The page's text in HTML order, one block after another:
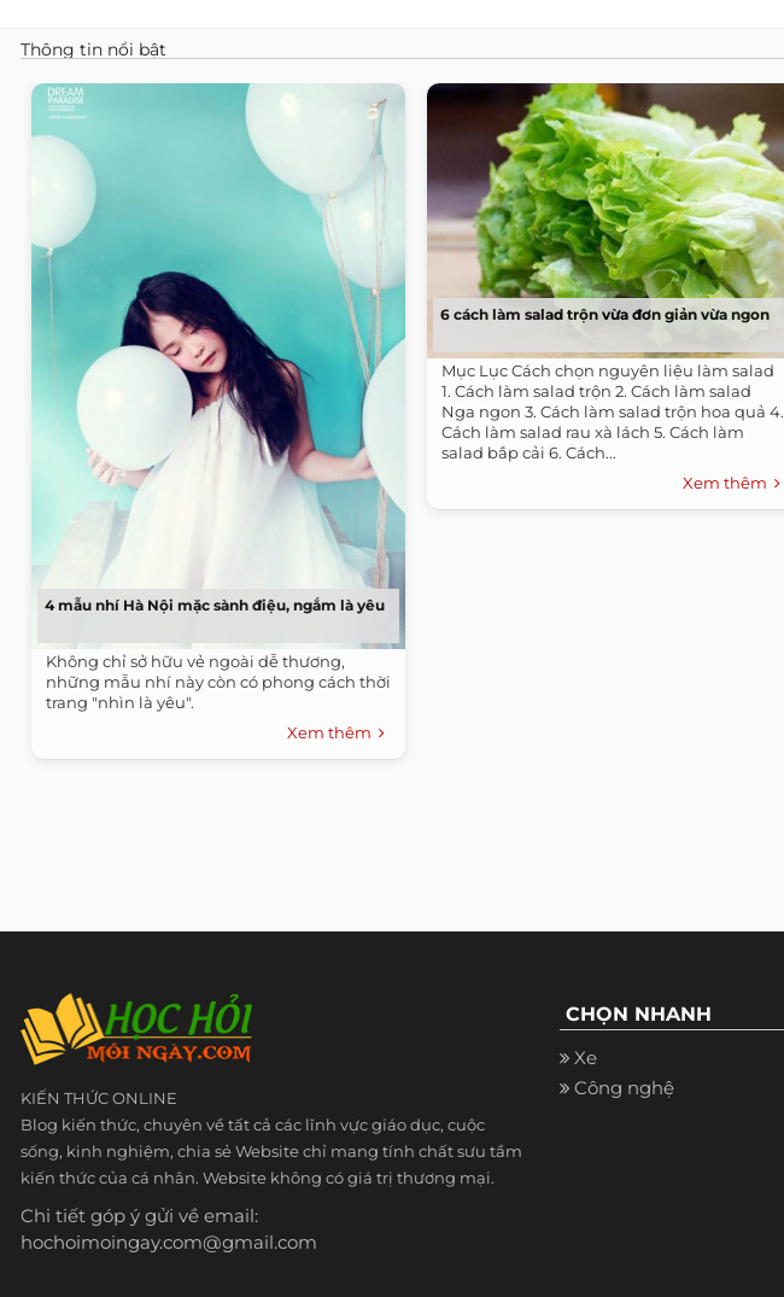
Thông tin nổi bật
4 mẫu nhí Hà Nội mặc sành điệu, ngắm là yêu
Không chỉ sở hữu vẻ ngoài dễ thương,
những mẫu nhí này còn có phong cách thời
trang "nhìn là yêu".
Xem thêm
6 cách làm salad trộn vừa đơn giản vừa ngon
Mục Lục Cách chọn nguyên liệu làm salad
1. Cách làm salad trộn 2. Cách làm salad
Nga ngon 3. Cách làm salad trộn hoa quả 4.
Cách làm salad rau xà lách 5. Cách làm
salad bắp cải 6. Cách...
Xem thêm
KIẾN THỨC ONLINE
Blog kiến thức, chuyên về tất cả các lĩnh vực giáo dục, cuộc
sống, kinh nghiệm, chia sẻ Website chỉ mang tính chất sưu tầm
kiến thức của cá nhân. Website không có giá trị thương mại.
Chi tiết góp ý gửi về email:
hochoimoingay.com@gmail.com
CHỌN NHANH
Xe
Công nghệ